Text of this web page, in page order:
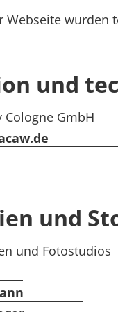
Webseite
und
Cologne GmbH
und
und Fotostudios